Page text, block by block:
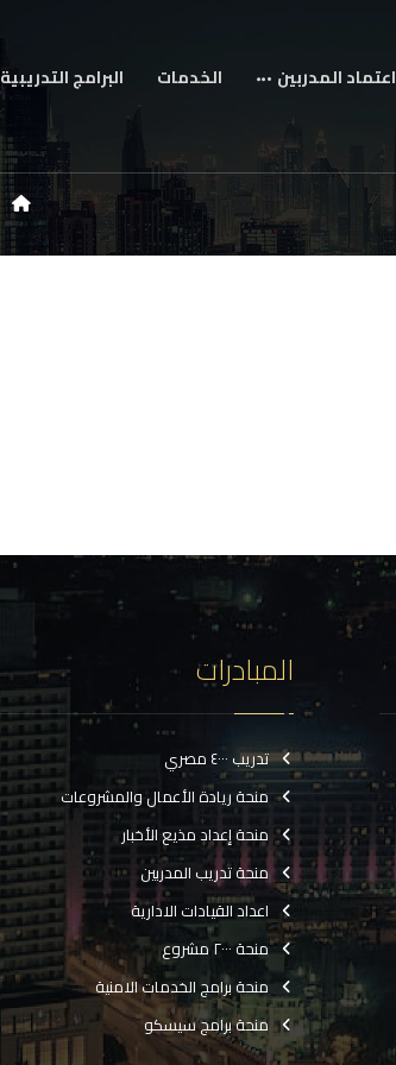
اعتماد المدربين الخدمات البرامج التدريبية
المبادرات
تدريب ٤٠٠٠ مصري
منحة ريادة الأعمال والمشروعات
منحة إعداد مذيع الأخبار
منحة تدريب المدربين
اعداد القيادات الادارية
منحة ٢٠٠٠ مشروع
منحة برامج الخدمات الامنية
منحة برامج سيسكو